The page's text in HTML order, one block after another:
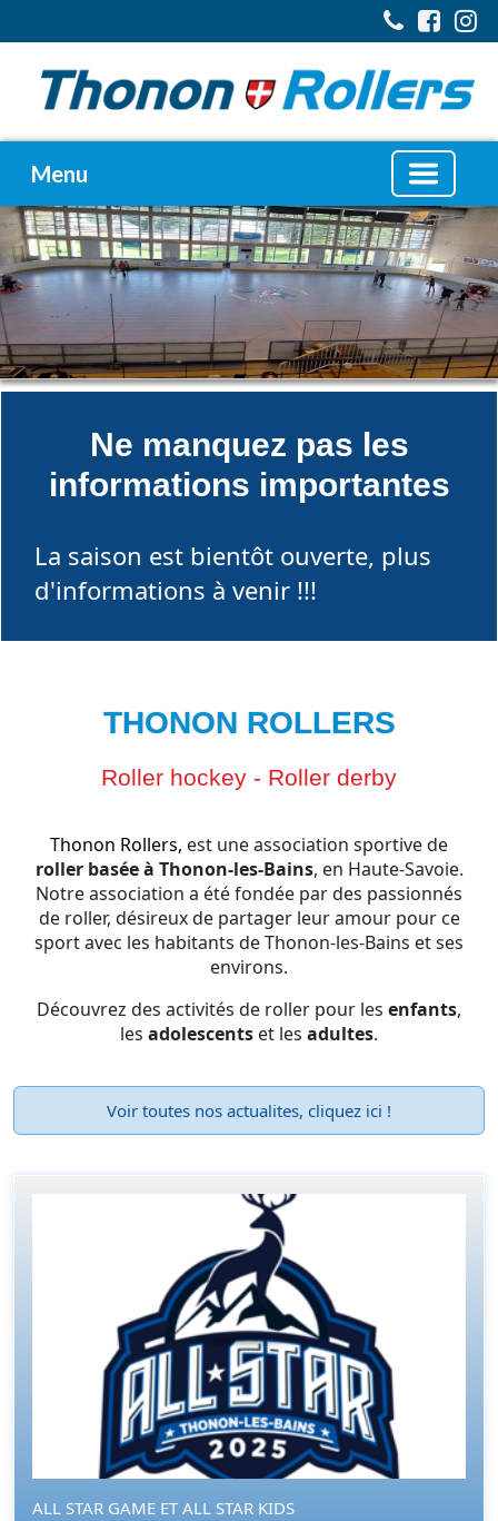
Menu
Ne manquez pas les
informations importantes
La saison est bientôt ouverte, plus
d'informations à venir !!!
THONON ROLLERS
Roller hockey - Roller derby
Thonon Rollers, est une association sportive de
roller basée à Thonon-les-Bains, en Haute-Savoie.
Notre association a été fondée par des passionnés
de roller, désireux de partager leur amour pour ce
sport avec les habitants de Thonon-les-Bains et ses
environs.
Découvrez des activités de roller pour les enfants,
les adolescents et les adultes.
Voir toutes nos actualites, cliquez ici !
ALL STAR GAME ET ALL STAR KIDS